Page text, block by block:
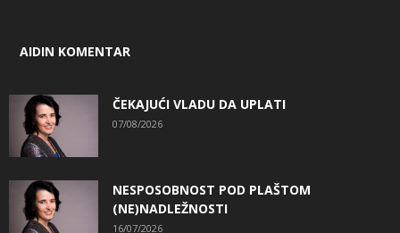
AIDIN KOMENTAR
ČEKAJUĆI VLADU DA UPLATI
07/08/2026
NESPOSOBNOST POD PLAŠTOM
(NE)NADLEŽNOSTI
16/07/2026